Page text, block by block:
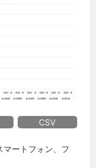
CSV
マートフォン、フ